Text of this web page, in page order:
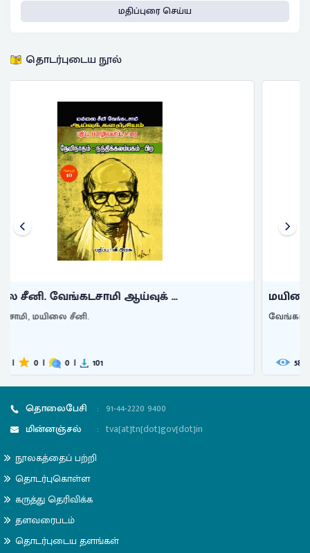
மதிப்புரை செய்ய
தொடர்புடைய நூல்
மயிலை சீனி. வேங்கடசாமி ஆய்வுக் ...
வேங்கடசாமி, மயிலை சீனி.
587 | 0
தொலைபேசி : 91-44-2220 9400
மின்னஞ்சல்
: tva[at]tn[dot]gov[dot]in
நூலகத்தைப் பற்றி
தொடர்புகொள்ள
கருத்து தெரிவிக்க
தளவரைபடம்
தொடர்புடைய தளங்கள்